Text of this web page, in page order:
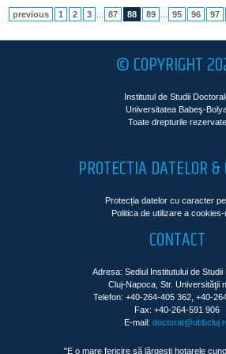
previous 1 2 3 87 88 89 95 96 97
© COPYRIGHT
Institutul de Studii
Universitatea Babeş-
Toate drepturile rezervate
PROTECTIA DATELOR &
Protecția datelor cu caracter
Politica de utilizare a cookies-
CONTACT
Adresa: Sediul Institutului de Studii
Cluj-Napoca, Str. Universităţii
Telefon: +40-264-405 362, +40-
Fax: +40-264-591 906
E-mail:
"E o mare fericire să lărgeşti hotarele